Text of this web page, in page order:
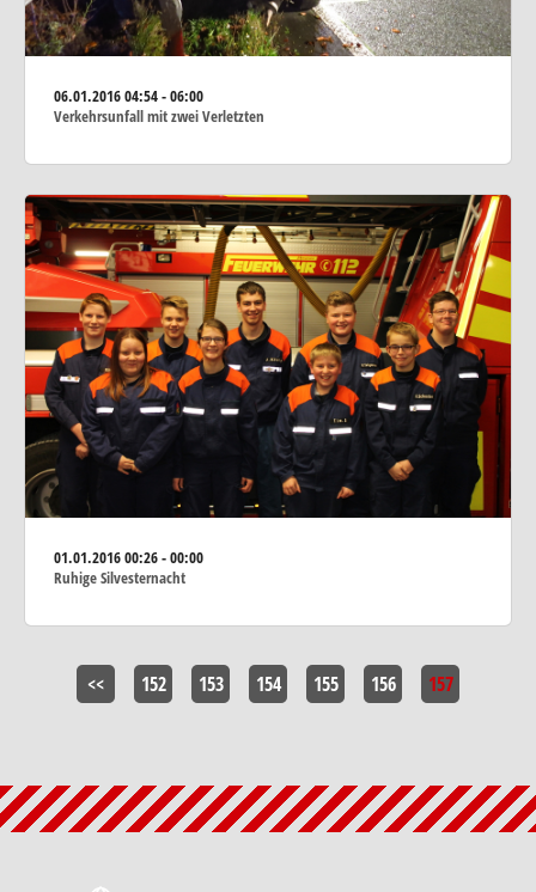
06.01.201604:54 - 06:00
Verkehrsunfall mit zwei Verletzten
01.01.201600:26 - 00:00
Ruhige Silvesternacht
<< 152 153 154 155 156 157